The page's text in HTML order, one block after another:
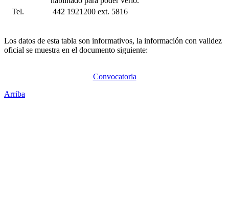
Tel.
442 1921200 ext. 5816
Los datos de esta tabla son informativos, la información con validez
oficial se muestra en el documento siguiente:
Convocatoria
Arriba